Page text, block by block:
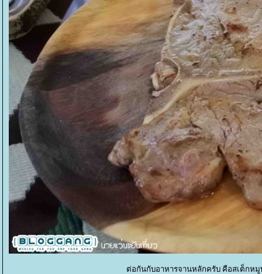
ต่อกันกับอาหารจานหลักครับ คือสเต็กห